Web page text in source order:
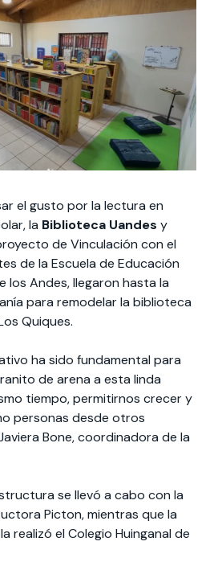
International
students
Facultades
Filantropía y Donaciones
el campus
Noticias
estudiantiles
el gusto por la lectura en
la Biblioteca Uandes y
de Vinculación con el
de la Escuela de Educación
los Andes, llegaron hasta la
para remodelar la biblioteca
Quiques.
ha sido fundamental para
de arena a esta linda
tiempo, permitirnos crecer y
personas desde otros
Bone, coordinadora de la
se llevó a cabo con la
Picton, mientras que la
realizó el Colegio Huinganal de